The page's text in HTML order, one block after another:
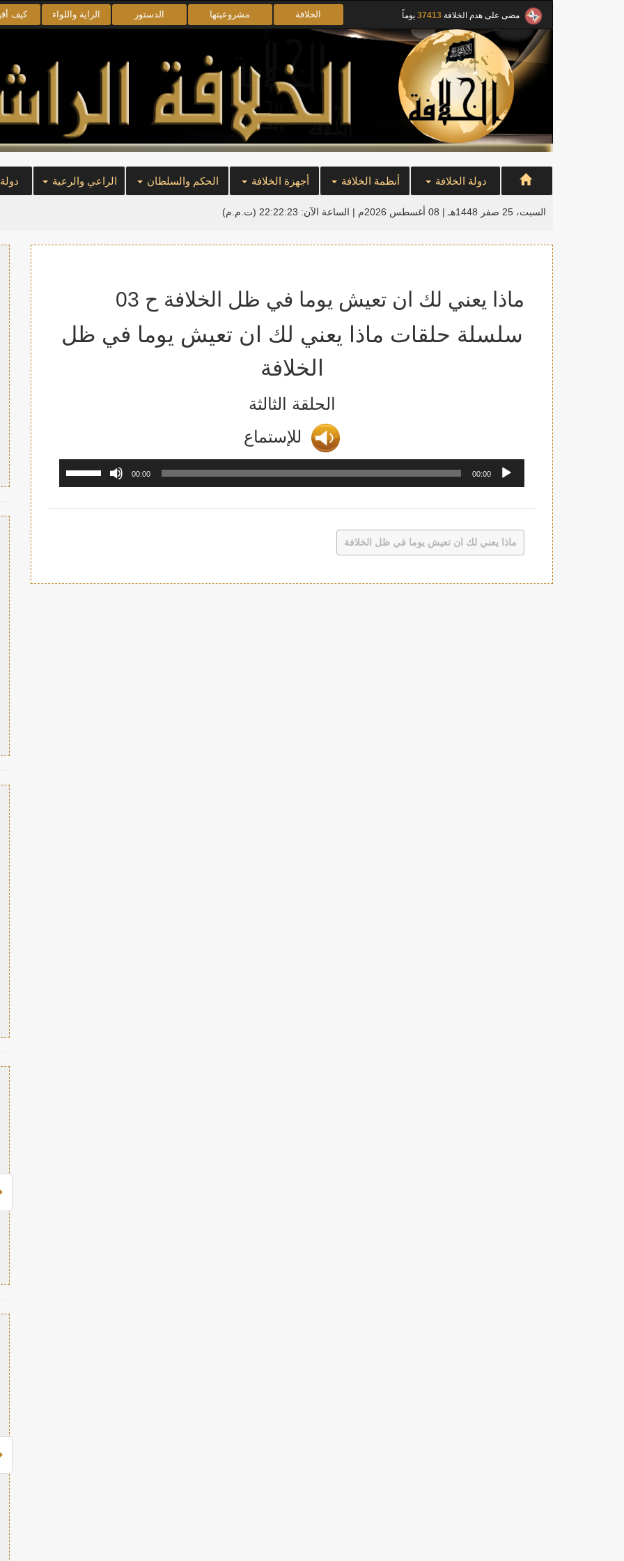
مضى على هدم الخلافة 37413 يوماً الخلافة مشروعيتها الدستور الراية واللواء كيف
دولة الخلافة أنظمة الخلافة أجهزة الخلافة الحكم والسلطان الراعي والرعية
السبت، 25 صفر 1448هـ | 08 أغسطس 2026م | الساعة الآن: 22:22:23 (ت.م.م)
ماذا يعني لك ان تعيش يوما في ظل الخلافة ح 03
سلسلة حلقات ماذا يعني لك ان تعيش يوما في ظل
الخلافة
الحلقة الثالثة
للإستماع
مشغل
00:00
00:00
خفض
ماذا يعني لك ان تعيش يوما في ظل الخلافة